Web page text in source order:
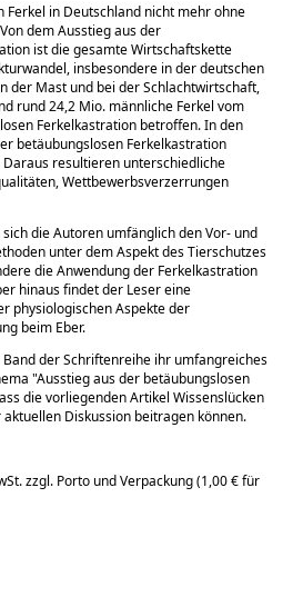
Ferkel in Deutschland nicht mehr ohne
dem Ausstieg aus der
ist die gesamte Wirtschaftskette
insbesondere in der deutschen
der Mast und bei der Schlachtwirtschaft,
rund 24,2 Mio. männliche Ferkel vom
Ferkelkastration betroffen. In den
betäubungslosen Ferkelkastration
resultieren unterschiedliche
Wettbewerbsverzerrungen
die Autoren umfänglich den Vor- und
unter dem Aspekt des Tierschutzes
die Anwendung der Ferkelkastration
hinaus findet der Leser eine
physiologischen Aspekte der
beim Eber.
der Schriftenreihe ihr umfangreiches
Ausstieg aus der betäubungslosen
die vorliegenden Artikel Wissenslücken
Diskussion beitragen können.
zzgl. Porto und Verpackung (1,00 € für